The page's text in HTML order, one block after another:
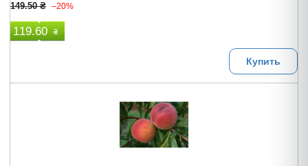
149.50 ₴ –20%
119.60 ₴
Купить